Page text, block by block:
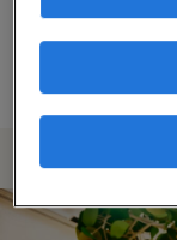
слова и
написаны.